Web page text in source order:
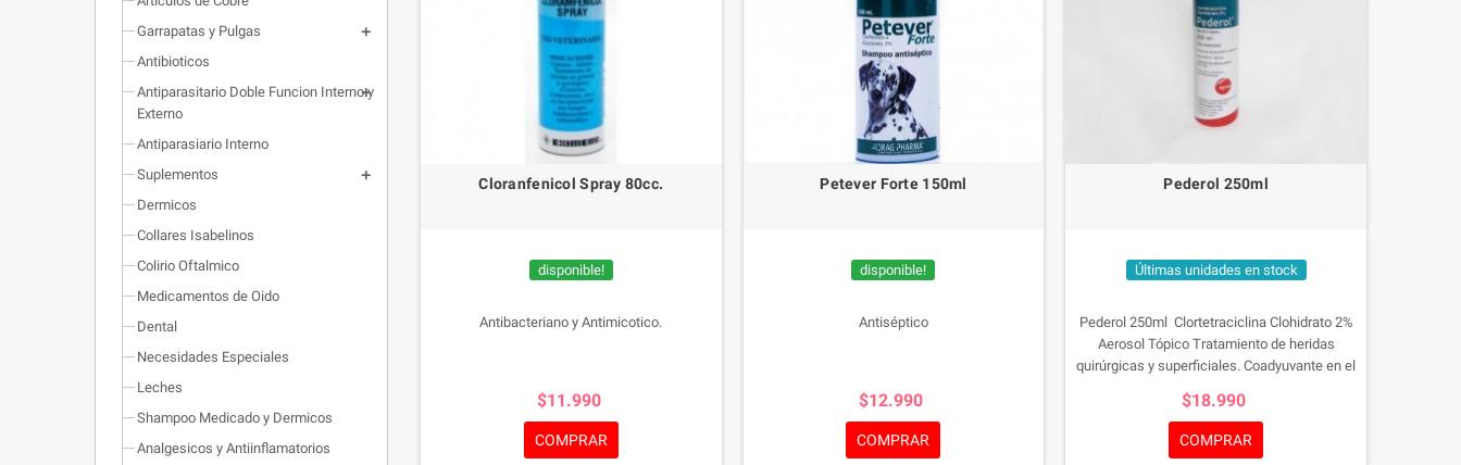
Garrapatas y Pulgas
Antibioticos
Antiparasitario Doble Funcion Interno y
Externo
Antiparasiario Interno
Suplementos
Dermicos
Collares Isabelinos
Colirio Oftalmico
Medicamentos de Oido
Dental
Necesidades Especiales
Leches
Shampoo Medicado y Dermicos
Analgesicos y Antiinflamatorios
Cloranfenicol Spray 80cc.
disponible!
Antibacteriano y Antimicotico.
$11.990
COMPRAR
Petever Forte 150ml
disponible!
Antiséptico
$12.990
COMPRAR
Pederol 250ml
Últimas unidades en stock
Pederol 250ml Clortetraciclina Clohidrato 2%
Aerosol TópicoTratamiento de heridas
quirúrgicas y superficiales. Coadyuvante en el
infecciones podales causadas por gérmenes
$18.990
COMPRAR